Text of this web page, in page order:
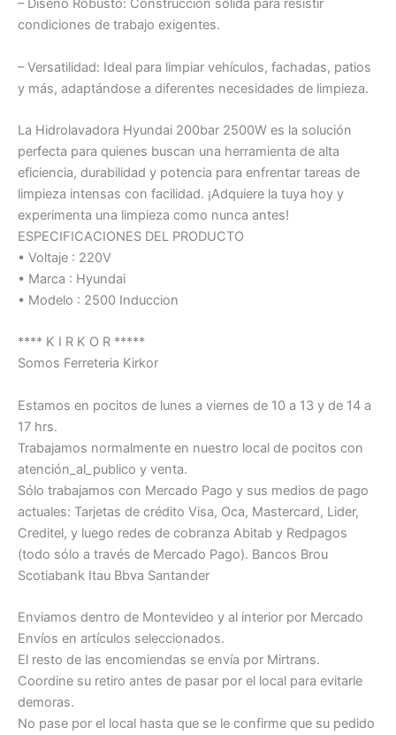
– Diseño Robusto: Construcción sólida para resistir
condiciones de trabajo exigentes.
– Versatilidad: Ideal para limpiar vehículos, fachadas, patios
y más, adaptándose a diferentes necesidades de limpieza.
La Hidrolavadora Hyundai 200bar 2500W es la solución
perfecta para quienes buscan una herramienta de alta
eficiencia, durabilidad y potencia para enfrentar tareas de
limpieza intensas con facilidad. ¡Adquiere la tuya hoy y
experimenta una limpieza como nunca antes!
ESPECIFICACIONES DEL PRODUCTO
• Voltaje : 220V
• Marca : Hyundai
• Modelo : 2500 Induccion
**** K I R K O R *****
Somos Ferreteria Kirkor
Estamos en pocitos de lunes a viernes de 10 a 13 y de 14 a
17 hrs.
Trabajamos normalmente en nuestro local de pocitos con
atención_al_publico y venta.
Sólo trabajamos con Mercado Pago y sus medios de pago
actuales: Tarjetas de crédito Visa, Oca, Mastercard, Lider,
Creditel, y luego redes de cobranza Abitab y Redpagos
(todo sólo a través de Mercado Pago). Bancos Brou
Scotiabank Itau Bbva Santander
Enviamos dentro de Montevideo y al interior por Mercado
Envíos en artículos seleccionados.
El resto de las encomiendas se envía por Mirtrans.
Coordine su retiro antes de pasar por el local para evitarle
demoras.
No pase por el local hasta que se le confirme que su pedido